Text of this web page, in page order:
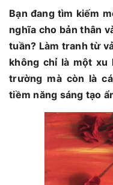
Bạn đang tìm kiếm
nghĩa cho bản thân
tuần? Làm tranh từ
không chỉ là một xu
trường mà còn là
tiềm năng sáng tạo